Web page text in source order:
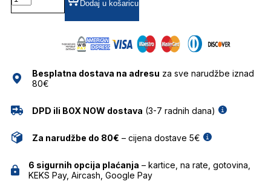
NAOČALE
GUESS
Dodaj u košaricu
Besplatna dostava na adresu za sve narudžbe iznad
80€
DPD ili BOX NOW dostava (3-7 radnih dana)
Za narudžbe do 80€ – cijena dostave 5€
6 sigurnih opcija plaćanja – kartice, na rate, gotovina,
KEKS Pay, Aircash, Google Pay